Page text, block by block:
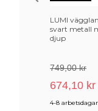
LUMI
svart metall
djup
749,00 kr
674,10 kr
4-8 arbetsdagar